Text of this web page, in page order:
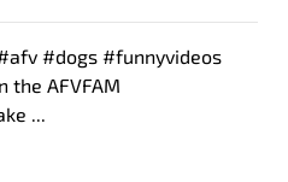
#afv #dogs #funnyvideos
the AFVFAM
...